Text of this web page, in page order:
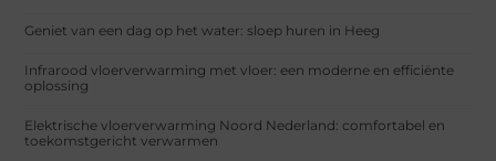
Geniet van een dag op het water: sloep huren in Heeg
Infrarood vloerverwarming met vloer: een moderne en efficiënte
oplossing
Elektrische vloerverwarming Noord Nederland: comfortabel en
toekomstgericht verwarmen